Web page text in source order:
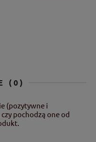
(0)
(pozytywne i
pochodzą one od